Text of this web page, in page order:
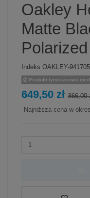
Oakley
Matte
Polarized
Indeks OAKLEY-
Produkt tymczasowo
649,50 zł 866,00
Najniższa cena w